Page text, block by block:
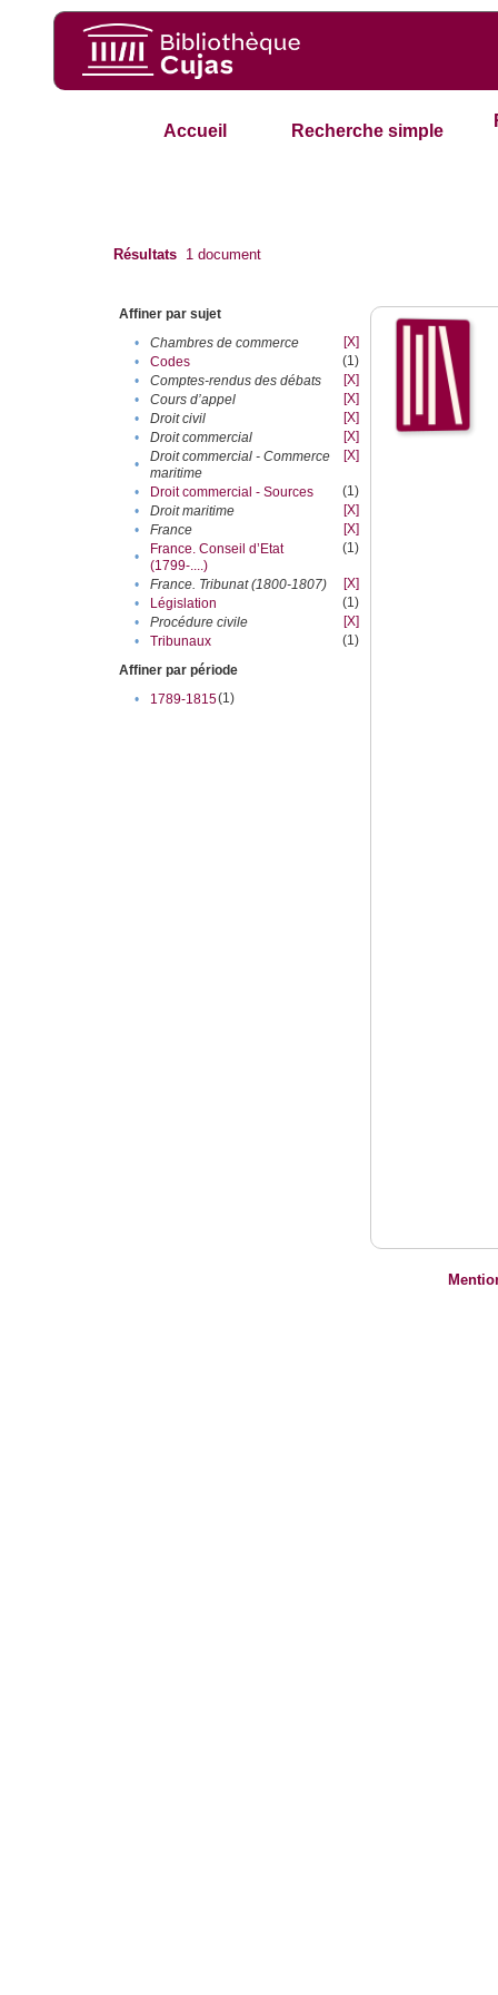
Accueil Recherche simple
Résultats 1 document
Affiner par sujet
•
Chambres de commerce
[X]
•
Codes
(1)
•
Comptes-rendus des débats
[X]
•
Cours d’appel
[X]
•
Droit civil
[X]
•
Droit commercial
[X]
•
Droit commercial - Commerce
maritime
[X]
• Droit commercial - Sources
(1)
•
Droit maritime
[X]
•
France
[X]
•
France. Conseil d’Etat
(1799-....)
(1)
• France. Tribunat (1800-1807)
[X]
•
Législation
(1)
•
Procédure civile
[X]
•
Tribunaux
(1)
Affiner par période
•
1789-1815(1)